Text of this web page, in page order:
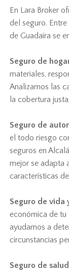
En Lara Broker
del seguro.
de Guadaíra se
Seguro de
materiales,
Analizamos las
la cobertura
Seguro de
el todo riesgo
seguros en
mejor se adapta
características
Seguro de vida
económica de tu
ayudamos a
circunstancias
Seguro de